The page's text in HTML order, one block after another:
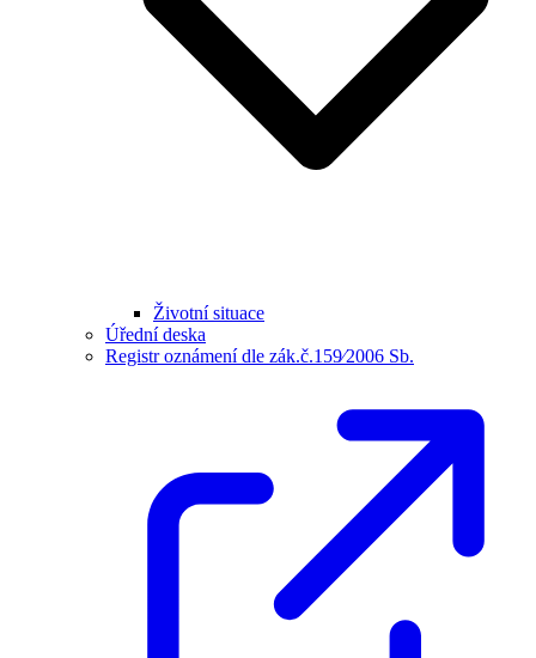
Životní situace
Úřední deska
Registr oznámení dle zák.č.159⁄2006 Sb.